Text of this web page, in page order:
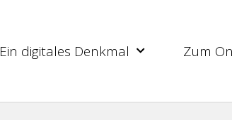
Ein digitales Denkmal Zum